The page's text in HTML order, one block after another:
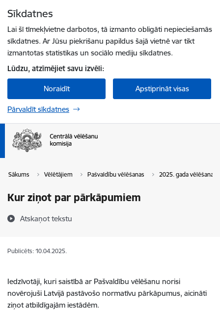
Sīkdatnes
Lai šī tīmekļvietne darbotos, tā izmanto obligāti nepieciešamās
sīkdatnes. Ar Jūsu piekrišanu papildus šajā vietnē var tikt
izmantotas statistikas un sociālo mediju sīkdatnes.
Lūdzu, atzīmējiet savu izvēli:
Noraidīt Apstiprināt visas
Pārvaldīt sīkdatnes
Sākums Vēlētājiem Pašvaldību vēlēšanas 2025. gada vēlēšanas
Kur ziņot par pārkāpumiem
Atskaņot tekstu
Publicēts: 10.04.2025.
Iedzīvotāji, kuri saistībā ar Pašvaldību vēlēšanu norisi
novērojuši Latvijā pastāvošo normatīvu pārkāpumus, aicināti
ziņot atbildīgajām iestādēm.